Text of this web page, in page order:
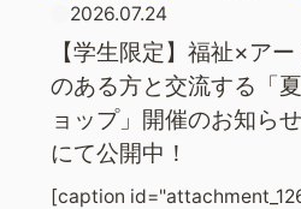
2026.07.24
【学生限定】福祉×ア
のある方と交流する「
ョップ」開催のお知ら
にて公開中！
[caption